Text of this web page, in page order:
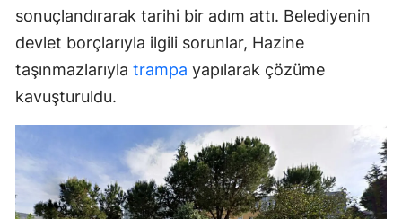
sonuçlandırarak tarihi bir adım attı. Belediyenin
devlet borçlarıyla ilgili sorunlar, Hazine
taşınmazlarıyla trampa yapılarak çözüme
kavuşturuldu.